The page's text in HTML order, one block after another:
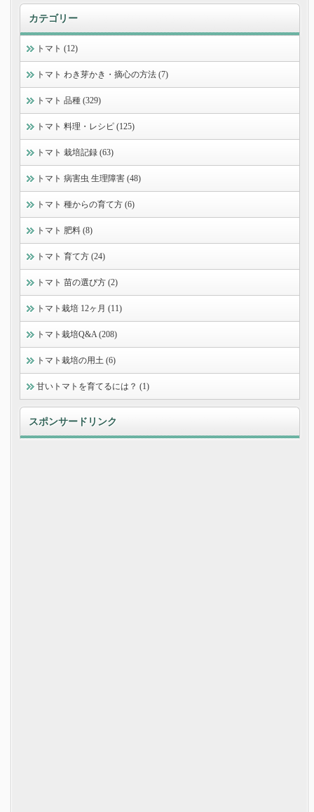
カテゴリー
トマト (12)
トマト わき芽かき・摘心の方法 (7)
トマト 品種 (329)
トマト 料理・レシピ (125)
トマト 栽培記録 (63)
トマト 病害虫 生理障害 (48)
トマト 種からの育て方 (6)
トマト 肥料 (8)
トマト 育て方 (24)
トマト 苗の選び方 (2)
トマト栽培 12ヶ月 (11)
トマト栽培Q&A (208)
トマト栽培の用土 (6)
甘いトマトを育てるには？ (1)
スポンサードリンク